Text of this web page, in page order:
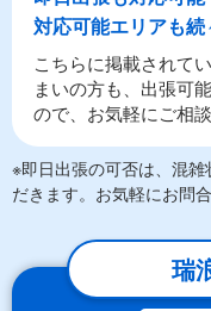
対応可能エリアも続
こちらに掲載されて
まいの方も、出張可
ので、お気軽にご相談
※即日出張の可否は、混
だきます。お気軽にお問
瑞